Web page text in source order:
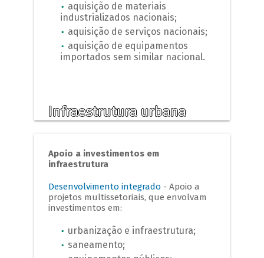
aquisição de materiais
industrializados nacionais;
aquisição de serviços nacionais;
aquisição de equipamentos
importados sem similar nacional.
Infraestrutura urbana
Apoio a investimentos em
infraestrutura
Desenvolvimento integrado - Apoio a
projetos multissetoriais, que envolvam
investimentos em:
urbanização e infraestrutura;
saneamento;